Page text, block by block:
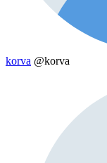
korva @korva